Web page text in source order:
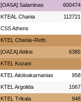
[OASA] Salaminas 600474
KTEAL Chania 112721
CSS Athens
KTEL Chania–Reth.
[ΟΑΣΑ] Αttikis 6385
ΚΤΕL Kozani
KTEL Aitoloakarnanias 958
KTEL Argolida 1067
ΚΤΕL Τrikala 948